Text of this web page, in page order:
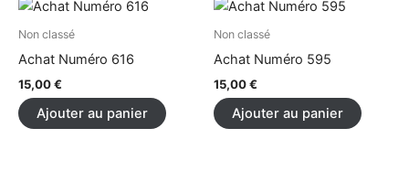
Non classé
Achat Numéro 616
15,00€
Ajouter au panier
Non classé
Achat Numéro 595
15,00€
Ajouter au panier